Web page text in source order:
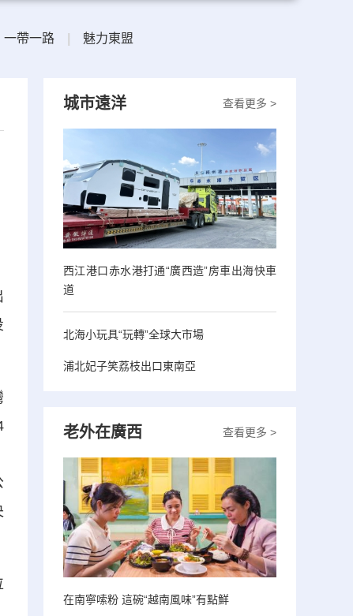
一帶一路 魅力東盟
查看更多 >
城市遠洋
西江港口赤水港打通“廣西造”房車出海快車
道
北海小玩具“玩轉”全球大市場
浦北妃子笑荔枝出口東南亞
查看更多 >
老外在廣西
在南寧嗦粉 這碗“越南風味”有點鮮